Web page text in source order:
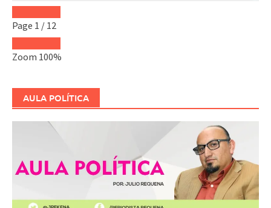
Page 1 / 12
Zoom 100%
AULA POLÍTICA